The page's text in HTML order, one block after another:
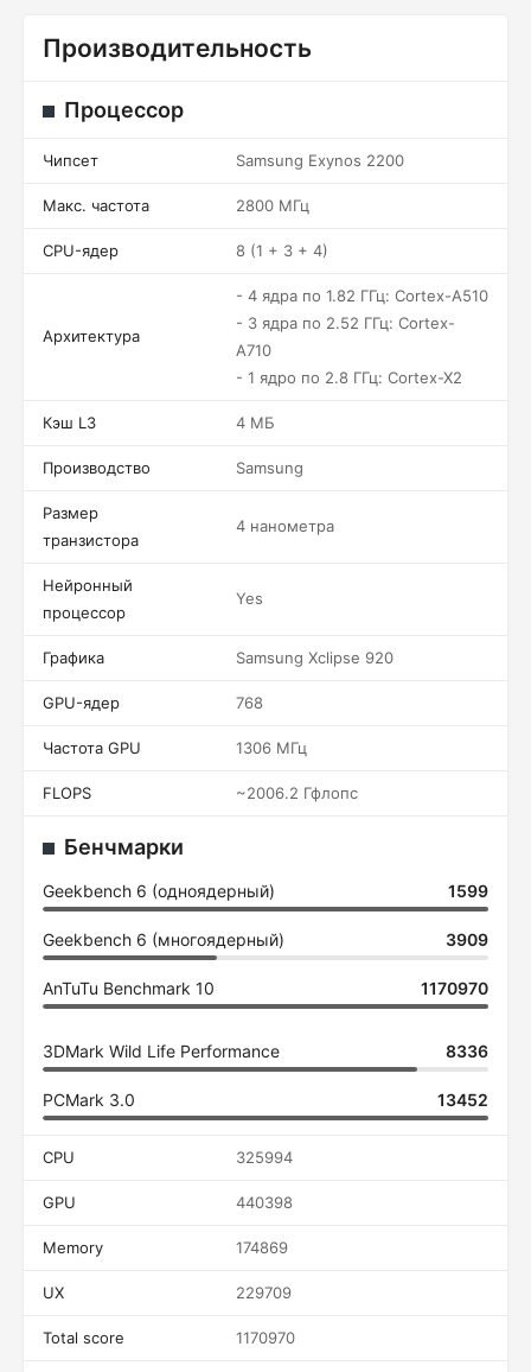
Производительность
Процессор
Чипсет Samsung Exynos 2200
Макс. частота 2800 МГц
CPU-ядер 8 (1 + 3 + 4)
Архитектура
- 4 ядра по 1.82 ГГц: Cortex-A510
- 3 ядра по 2.52 ГГц: Cortex-
A710
- 1 ядро по 2.8 ГГц: Cortex-X2
Кэш L3 4 МБ
Производство Samsung
Размер
транзистора
4 нанометра
Нейронный
процессор
Yes
Графика Samsung Xclipse 920
GPU-ядер 768
Частота GPU 1306 МГц
FLOPS ~2006.2 Гфлопс
Бенчмарки
Geekbench 6 (одноядерный) 1599
Geekbench 6 (многоядерный) 3909
AnTuTu Benchmark 10 1170970
3DMark Wild Life Performance 8336
PCMark 3.0 13452
CPU 325994
GPU 440398
Memory 174869
UX 229709
Total score 1170970